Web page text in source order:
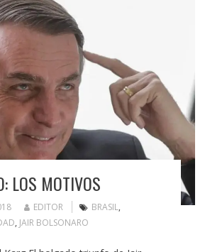
LOS MOTIVOS
EDITOR BRASIL,
, JAIR BOLSONARO